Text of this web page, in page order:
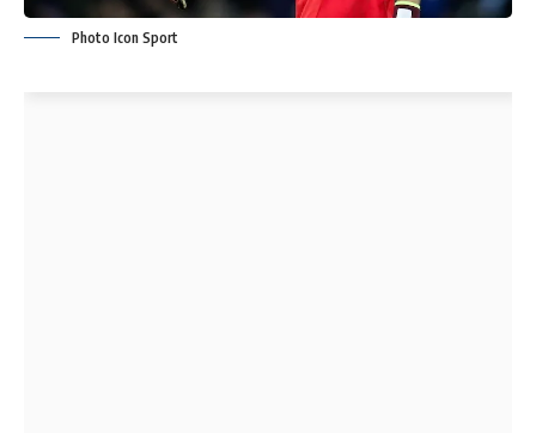
Photo Icon Sport